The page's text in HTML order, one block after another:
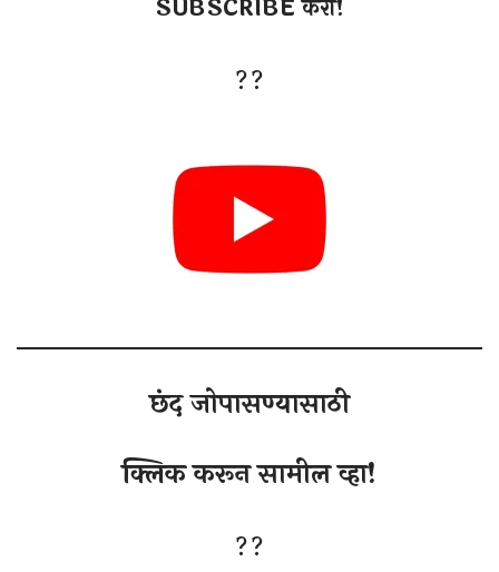
SUBSCRIBE करा!
??
छंद जोपासण्यासाठी
क्लिक करून सामील व्हा!
??